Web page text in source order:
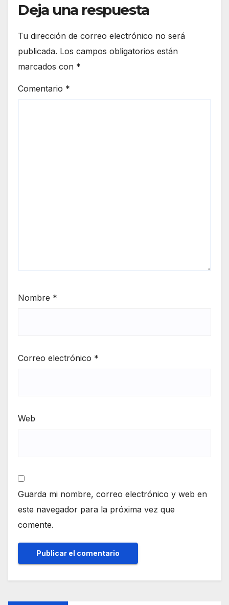
Deja una respuesta
Tu dirección de correo electrónico no será
publicada. Los campos obligatorios están
marcados con *
Comentario *
Nombre *
Correo electrónico *
Web
Guarda mi nombre, correo electrónico y web en
este navegador para la próxima vez que
comente.